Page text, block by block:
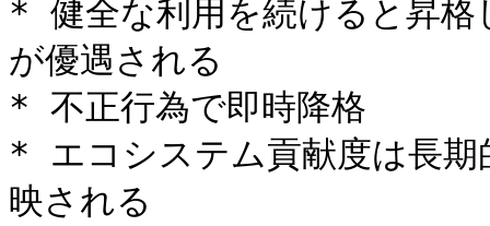
* 健全な利用を続けると昇格
が優遇される
* 不正行為で即時降格
* エコシステム貢献度は長期